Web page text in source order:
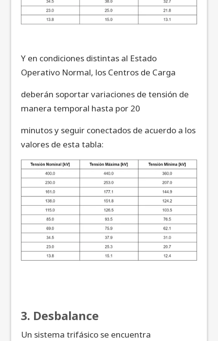
Y en condiciones distintas al Estado
Operativo Normal, los Centros de Carga
deberán soportar variaciones de tensión de
manera temporal hasta por 20
minutos y seguir conectados de acuerdo a los
valores de esta tabla:
3. Desbalance
Un sistema trifásico se encuentra